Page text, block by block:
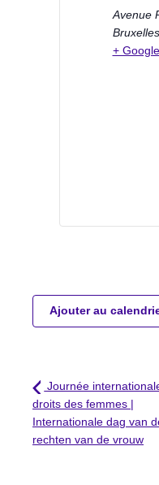
Avenue
Bruxelles
+
Ajouter au
Journée
droits des femmes |
Internationale dag van
rechten van de vrouw